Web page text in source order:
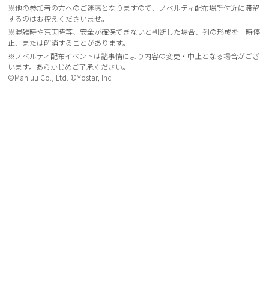
※他の参加者の方へのご迷惑となりますので、ノベルティ配布場所付近に滞留
するのはお控えくださいませ。
※混雑時や荒天時等、安全が確保できないと判断した場合、列の形成を一時停
止、または解消することがあります。
※ノベルティ配布イベントは諸事情により内容の変更・中止となる場合がござ
います。あらかじめご了承ください。
©Manjuu Co., Ltd. ©Yostar, Inc.